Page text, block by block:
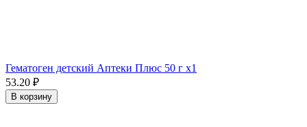
Гематоген детский Аптеки Плюс 50 г x1
53.20 ₽
В корзину